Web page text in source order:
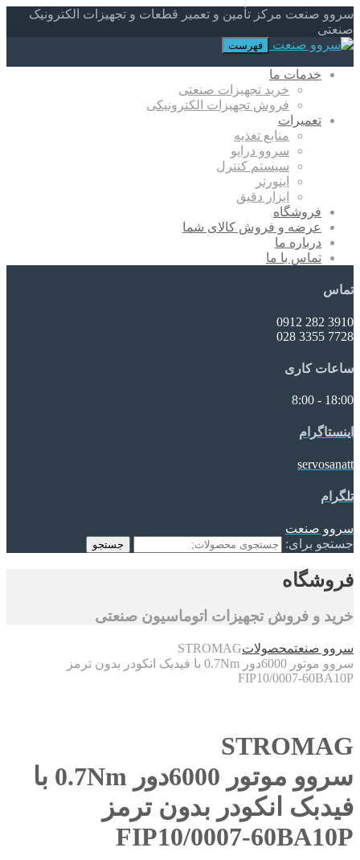
سروو صنعت مرکز تأمین و تعمیر قطعات و تجهیزات الکترونیک
صنعتی
فهرست
خدمات ما
خرید تجهیزات صنعتی
فروش تجهیزات الکترونیکی
تعمیرات
منابع تغذیه
سروو درایو
سیستم کنترل
اینورتر
ابزار دقیق
فروشگاه
عرضه و فروش کالای شما
درباره ما
تماس با ما
تماس
3910 282 0912
7728 3355 028
ساعات کاری
18:00 - 8:00
اینستاگرام
servosanatt
تلگرام
سروو صنعت
جستجو برای:
جستجو
فروشگاه
خرید و فروش تجهیزات اتوماسیون صنعتی
سروو صنعتمحصولاتSTROMAG
سروو موتور 6000دور 0.7Nm با فیدبک انکودر بدون ترمز
FIP10/0007-60BA10P
STROMAG
سروو موتور 6000دور 0.7Nm با
فیدبک انکودر بدون ترمز
FIP10/0007-60BA10P